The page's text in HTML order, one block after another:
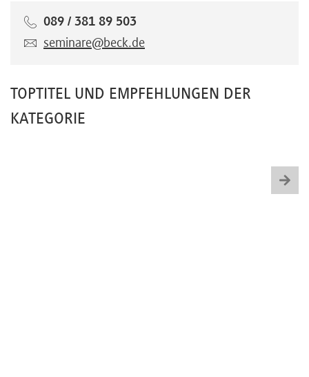
089 / 381 89 503
seminare@beck.de
TOPTITEL UND EMPFEHLUNGEN DER
KATEGORIE